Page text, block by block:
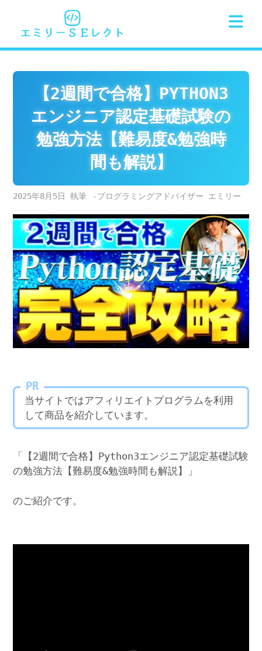
content
【2週間で合格】PYTHON3
エンジニア認定基礎試験の
勉強方法【難易度&勉強時
間も解説】
2025年8月5日 -プログラミングアドバイザー エミリー
PR
当サイトではアフィリエイトプログラムを利用
して商品を紹介しています。
「【2週間で合格】Python3エンジニア認定基礎試験
の勉強方法【難易度&勉強時間も解説】」
のご紹介です。